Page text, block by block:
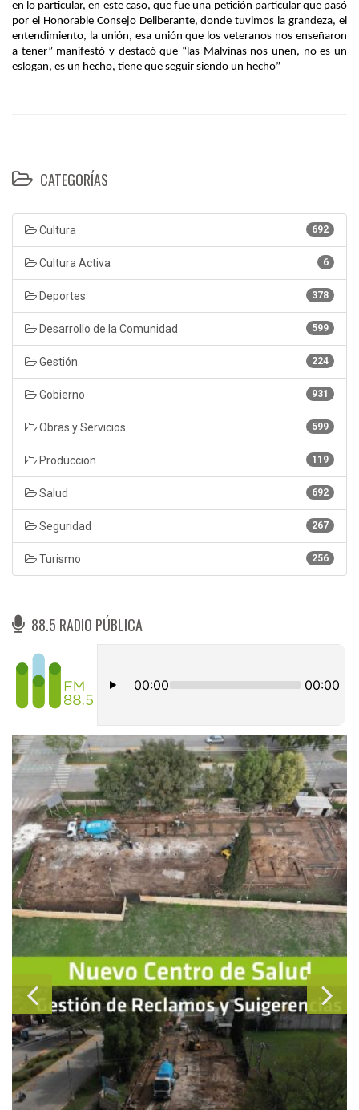
en lo particular, en este caso, que fue una petición particular que pasó
por el Honorable Consejo Deliberante, donde tuvimos la grandeza, el
entendimiento, la unión, esa unión que los veteranos nos enseñaron
a tener” manifestó y destacó que “las Malvinas nos unen, no es un
eslogan, es un hecho, tiene que seguir siendo un hecho”
CATEGORÍAS
692
Cultura
6
Cultura Activa
378
Deportes
599
Desarrollo de la Comunidad
224
Gestión
931
Gobierno
599
Obras y Servicios
119
Produccion
692
Salud
267
Seguridad
256
Turismo
88.5 RADIO PÚBLICA